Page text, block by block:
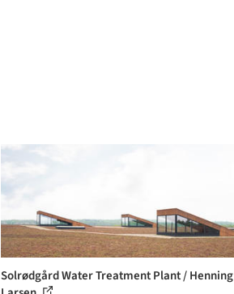
Solrødgård Water Treatment Plant / Henning